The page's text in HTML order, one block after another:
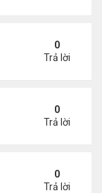
0
Trả lời
5/28/21
0
Trả lời
21
0
Trả lời